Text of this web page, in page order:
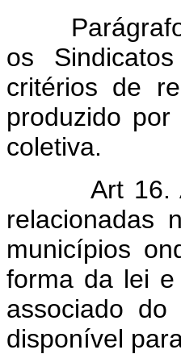
Parágrafo
os
critérios de
produzido
coletiva.
Art 16. A
relacionadas
municípios
forma da lei e
associado do
disponível